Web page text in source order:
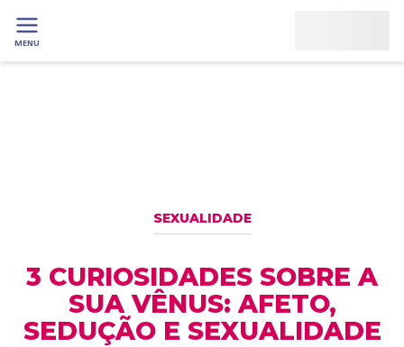
MENU
SEXUALIDADE
3 CURIOSIDADES SOBRE A
SUA VÊNUS: AFETO,
SEDUÇÃO E SEXUALIDADE